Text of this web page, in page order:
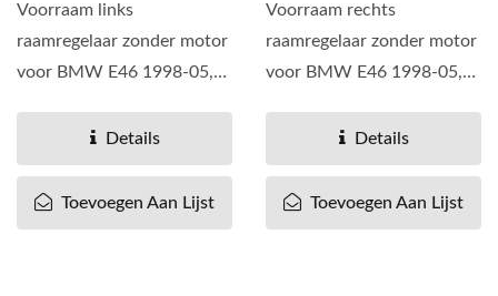
Voorraam links
raamregelaar zonder motor
voor BMW E46 1998-05,
51338251351 51-337-079-
919 51...
Details
Toevoegen Aan Lijst
Voorraam rechts
raamregelaar zonder motor
voor BMW E46 1998-05,
51338251352 51-337-079-
920 51...
Details
Toevoegen Aan Lijst